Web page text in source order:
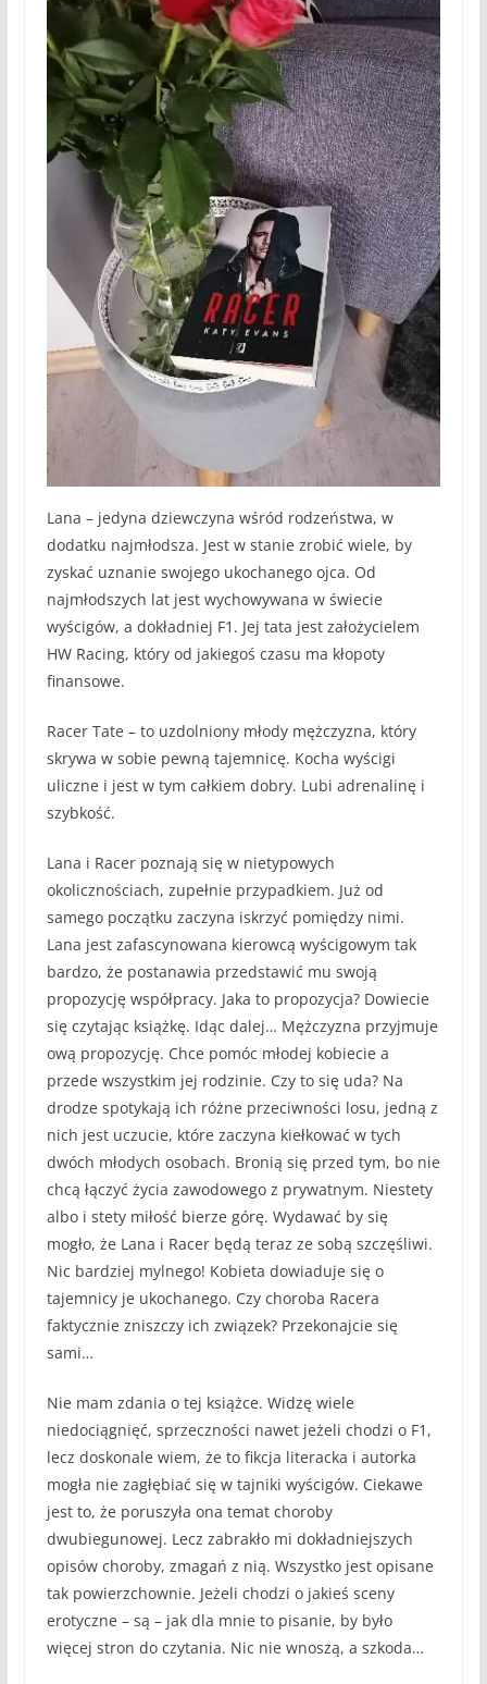
Lana – jedyna dziewczyna wśród rodzeństwa, w
dodatku najmłodsza. Jest w stanie zrobić wiele, by
zyskać uznanie swojego ukochanego ojca. Od
najmłodszych lat jest wychowywana w świecie
wyścigów, a dokładniej F1. Jej tata jest założycielem
HW Racing, który od jakiegoś czasu ma kłopoty
finansowe.
Racer Tate – to uzdolniony młody mężczyzna, który
skrywa w sobie pewną tajemnicę. Kocha wyścigi
uliczne i jest w tym całkiem dobry. Lubi adrenalinę i
szybkość.
Lana i Racer poznają się w nietypowych
okolicznościach, zupełnie przypadkiem. Już od
samego początku zaczyna iskrzyć pomiędzy nimi.
Lana jest zafascynowana kierowcą wyścigowym tak
bardzo, że postanawia przedstawić mu swoją
propozycję współpracy. Jaka to propozycja? Dowiecie
się czytając książkę. Idąc dalej… Mężczyzna przyjmuje
ową propozycję. Chce pomóc młodej kobiecie a
przede wszystkim jej rodzinie. Czy to się uda? Na
drodze spotykają ich różne przeciwności losu, jedną z
nich jest uczucie, które zaczyna kiełkować w tych
dwóch młodych osobach. Bronią się przed tym, bo nie
chcą łączyć życia zawodowego z prywatnym. Niestety
albo i stety miłość bierze górę. Wydawać by się
mogło, że Lana i Racer będą teraz ze sobą szczęśliwi.
Nic bardziej mylnego! Kobieta dowiaduje się o
tajemnicy je ukochanego. Czy choroba Racera
faktycznie zniszczy ich związek? Przekonajcie się
sami…
Nie mam zdania o tej książce. Widzę wiele
niedociągnięć, sprzeczności nawet jeżeli chodzi o F1,
lecz doskonale wiem, że to fikcja literacka i autorka
mogła nie zagłębiać się w tajniki wyścigów. Ciekawe
jest to, że poruszyła ona temat choroby
dwubiegunowej. Lecz zabrakło mi dokładniejszych
opisów choroby, zmagań z nią. Wszystko jest opisane
tak powierzchownie. Jeżeli chodzi o jakieś sceny
erotyczne – są – jak dla mnie to pisanie, by było
więcej stron do czytania. Nic nie wnoszą, a szkoda…